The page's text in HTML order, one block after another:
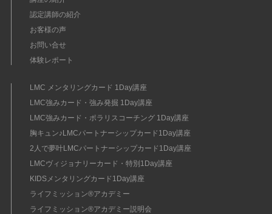
認定講師の紹介
お客様の声
お問い合せ
体験レポート
LMC メンタリングカード 1Day講座
LMC強みカード・強み発掘 1Day講座
LMC強みカード・ポラリスコーチング 1Day講座
胸キュン♪LMCパートナーシップカード1Day講座
2人で夢叶LMCパートナーシップカード1Day講座
LMCヴィジョナリーカード・特別1Day講座
KIDSメンタリングカード1Day講座
ライフミッション®︎アカデミー
ライフミッション®︎アカデミー説明会